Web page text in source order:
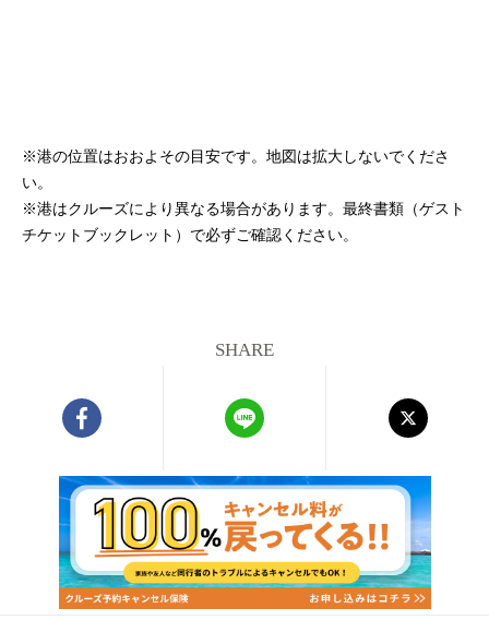
※港の位置はおおよその目安です。地図は拡大しないでくださ
い。
※港はクルーズにより異なる場合があります。最終書類（ゲスト
チケットブックレット）で必ずご確認ください。
SHARE